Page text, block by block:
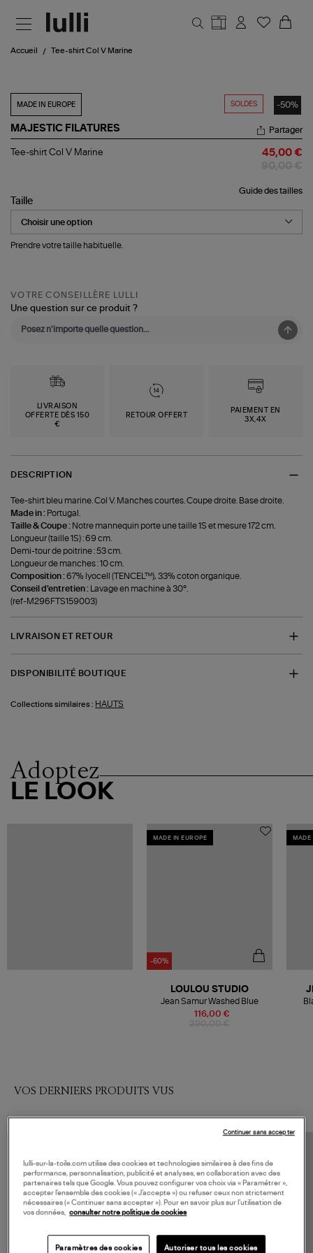
Accueil Tee-shirt Col V Marine
SOLDES -50%
MADE IN EUROPE
MAJESTIC FILATURES
Tee-
Marine
Partager
Tee-shirt Col V Marine 45,00 €
Guide des tailles
Taille
Prendre votre taille habituelle.
VOTRE CONSEILLÈRE LULLI
Une question sur ce produit ?
LIVRAISON
OFFERTE DÈS 150
€
RETOUR OFFERT
PAIEMENT EN
3X,4X
DESCRIPTION
Tee-shirt bleu marine. Col V. Manches courtes. Coupe droite. Base droite.
Made in : Portugal.
Taille & Coupe : Notre mannequin porte une taille 1S et mesure 172 cm.
Longueur (taille 1S) : 69 cm.
Demi-tour de poitrine : 53 cm.
Longueur de manches : 10 cm.
Composition :67% lyocell (TENCEL™), 33% coton organique.
Conseil d'entretien :
Lavage en machine à 30°.
(ref-M296FTS159003)
LIVRAISON ET RETOUR
DISPONIBILITÉ BOUTIQUE
Collections similaires : HAUTS
Adoptez
LE LOOK
MADE IN EUROPE
-60%
116,00 €
LOULOU STUDIO
Jean Samur Washed Blue
MADE
VOS DERNIERS PRODUITS VUS
lulli-sur-la-toile.com utilise des cookies et technologies similaires à des fins de
performance, personnalisation, publicité et analyses, en collaboration avec des
partenaires tels que Google. Vous pouvez configurer vos choix via « Paramétrer »,
accepter l’ensemble des cookies (« J’accepte ») ou refuser ceux non strictement
nécessaires (« Continuer sans accepter »). Pour en savoir plus sur l’utilisation de
vos données, consulter notre politique de cookies
Paramètres des cookies Autoriser tous les cookies
Continuer sans accepter